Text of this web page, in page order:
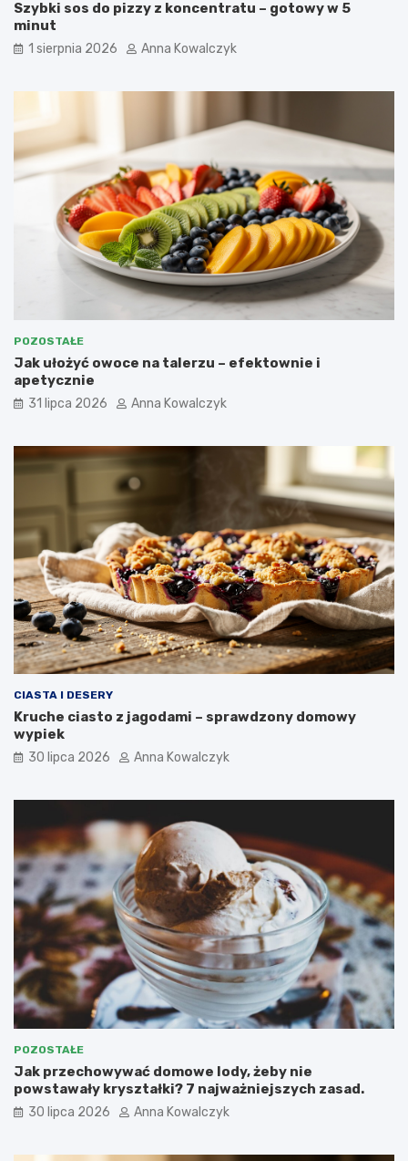
Szybki sos do pizzy z koncentratu – gotowy w 5
minut
1 sierpnia 2026 Anna Kowalczyk
POZOSTAŁE
Jak ułożyć owoce na talerzu – efektownie i
apetycznie
31 lipca 2026 Anna Kowalczyk
CIASTA I DESERY
Kruche ciasto z jagodami – sprawdzony domowy
wypiek
30 lipca 2026 Anna Kowalczyk
POZOSTAŁE
Jak przechowywać domowe lody, żeby nie
powstawały kryształki? 7 najważniejszych zasad.
30 lipca 2026 Anna Kowalczyk